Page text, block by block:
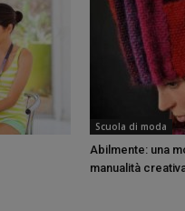
Scuola di moda
Abilmente: una
manualità